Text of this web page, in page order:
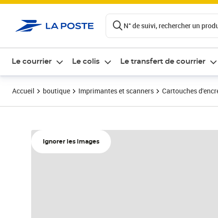
N° de suivi, rechercher un
Le courrier Le colis Le transfert de courrier
Accueil boutique Imprimantes et scanners Cartouches
Ignorer les images